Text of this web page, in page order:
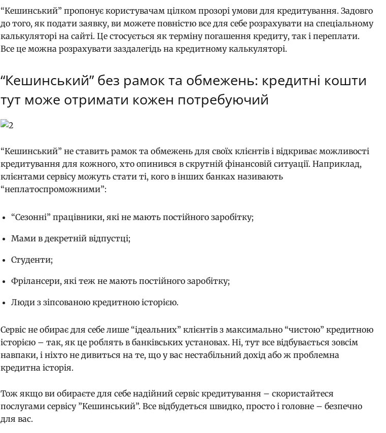
“Кешинський” пропонує користувачам цілком прозорі умови для кредитування. Задовго
до того, як подати заявку, ви можете повністю все для себе розрахувати на спеціальному
калькуляторі на сайті. Це стосується як терміну погашення кредиту, так і переплати.
Все це можна розрахувати заздалегідь на кредитному калькуляторі.
“Кешинський” без рамок та обмежень: кредитні кошти
тут може отримати кожен потребуючий
“Кешинський” не ставить рамок та обмежень для своїх клієнтів і відкриває можливості
кредитування для кожного, хто опинився в скрутній фінансовій ситуації. Наприклад,
клієнтами сервісу можуть стати ті, кого в інших банках називають
“неплатоспроможними”:
“Сезонні” працівники, які не мають постійного заробітку;
Мами в декретній відпустці;
Студенти;
Фрілансери, які теж не мають постійного заробітку;
Люди з зіпсованою кредитною історією.
Сервіс не обирає для себе лише “ідеальних” клієнтів з максимально “чистою” кредитною
історією – так, як це роблять в банківських установах. Ні, тут все відбувається зовсім
навпаки, і ніхто не дивиться на те, що у вас нестабільний дохід або ж проблемна
кредитна історія.
Тож якщо ви обираєте для себе надійний сервіс кредитування – скористайтеся
послугами сервісу ”Кешинський”. Все відбудеться швидко, просто і головне – безпечно
для вас.